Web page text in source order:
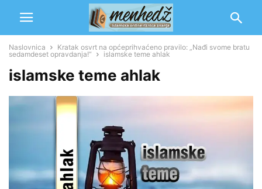
Naslovnica
Kratak osvrt na općeprihvaćeno pravilo: „Nađi svome bratu
sedamdeset opravdanja!“
islamske teme ahlak
islamske teme ahlak